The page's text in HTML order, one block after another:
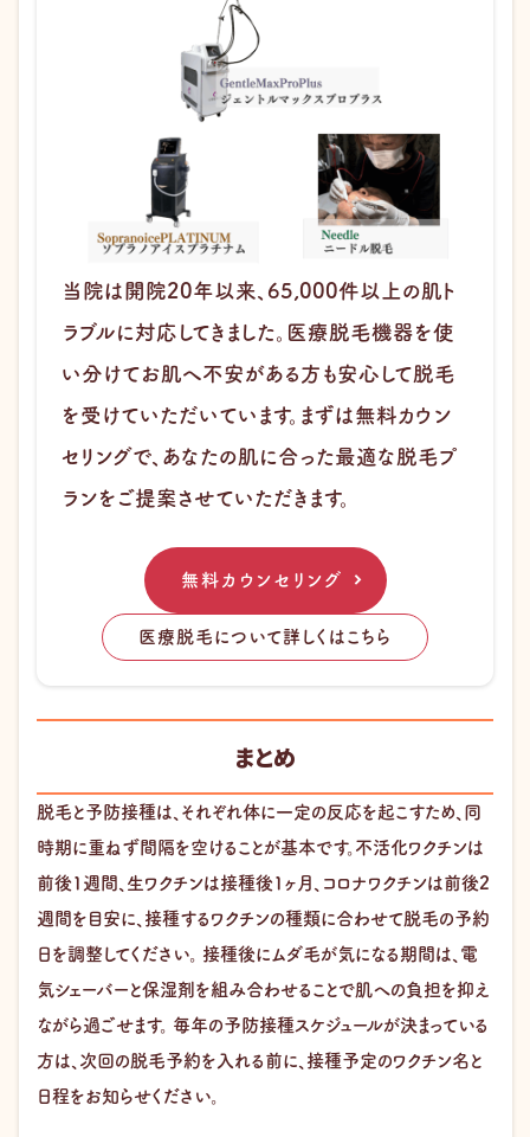
当院は開院20年以来、65,000件以上の肌ト
ラブルに対応してきました。医療脱毛機器を使
い分けてお肌へ不安がある方も安心して脱毛
を受けていただいています。まずは無料カウン
セリングで、あなたの肌に合った最適な脱毛プ
ランをご提案させていただきます。
無料カウンセリング
医療脱毛について詳しくはこちら
まとめ
脱毛と予防接種は、それぞれ体に一定の反応を起こすため、同
時期に重ねず間隔を空けることが基本です。不活化ワクチンは
前後1週間、生ワクチンは接種後1ヶ月、コロナワクチンは前後2
週間を目安に、接種するワクチンの種類に合わせて脱毛の予約
日を調整してください。 接種後にムダ毛が気になる期間は、電
気シェーバーと保湿剤を組み合わせることで肌への負担を抑え
ながら過ごせます。 毎年の予防接種スケジュールが決まっている
方は、次回の脱毛予約を入れる前に、接種予定のワクチン名と
日程をお知らせください。